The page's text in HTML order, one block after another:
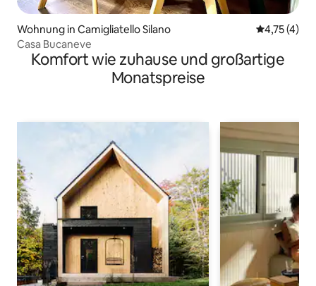
Wohnung in Camigliatello Silano
4,75 (4)
Casa Bucaneve
Komfort wie zuhause und großartige
Monatspreise